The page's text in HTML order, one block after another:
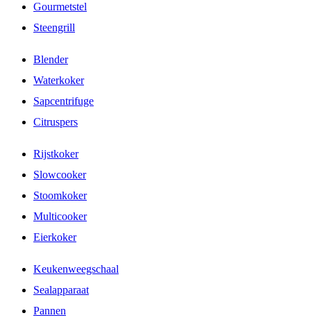
Gourmetstel
Steengrill
Blender
Waterkoker
Sapcentrifuge
Citruspers
Rijstkoker
Slowcooker
Stoomkoker
Multicooker
Eierkoker
Keukenweegschaal
Sealapparaat
Pannen